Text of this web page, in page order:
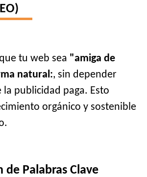
tu web sea "amiga de
natural:, sin depender
publicidad paga. Esto
orgánico y sostenible
de Palabras Clave